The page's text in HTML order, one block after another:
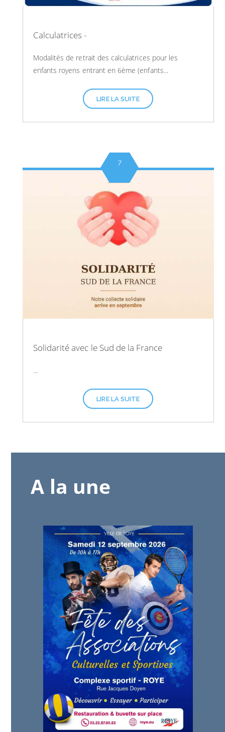
Calculatrices -
Modalités de retrait des calculatrices pour les
enfants royens entrant en 6ème (enfants...
LIRE LA SUITE
Solidarité avec le Sud de la France
7
...
LIRE LA SUITE
A la une